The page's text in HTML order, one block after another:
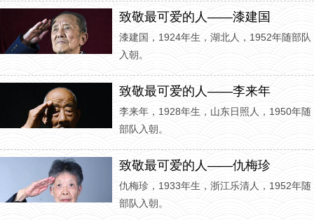
致敬最可爱的人——漆建国
漆建国，1924年生，湖北人，1952年随部队
入朝。
致敬最可爱的人——李来年
李来年，1928年生，山东日照人，1950年随
部队入朝。
致敬最可爱的人——仇梅珍
仇梅珍，1933年生，浙江乐清人，1952年随
部队入朝。